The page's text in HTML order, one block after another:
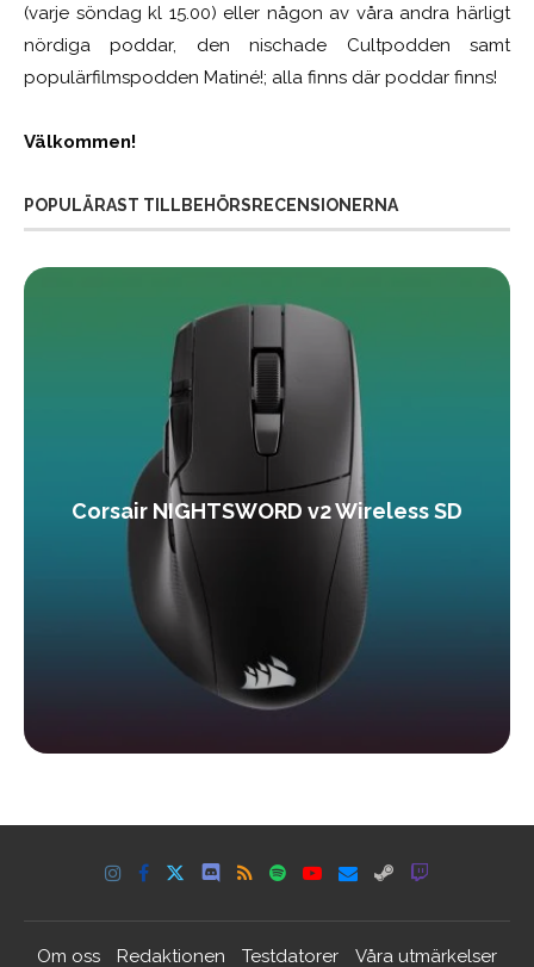
(varje söndag kl 15.00) eller någon av våra andra härligt
nördiga poddar, den nischade Cultpodden samt
populärfilmspodden Matiné!; alla finns där poddar finns!
Välkommen!
POPULÄRAST TILLBEHÖRSRECENSIONERNA
Corsair NIGHTSWORD v2 Wireless SD
Om oss Redaktionen Testdatorer Våra utmärkelser